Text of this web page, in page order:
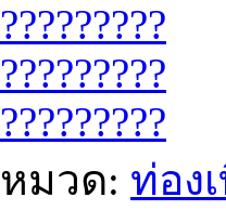
?????????
?????????
?????????
หมวด: ท่อง